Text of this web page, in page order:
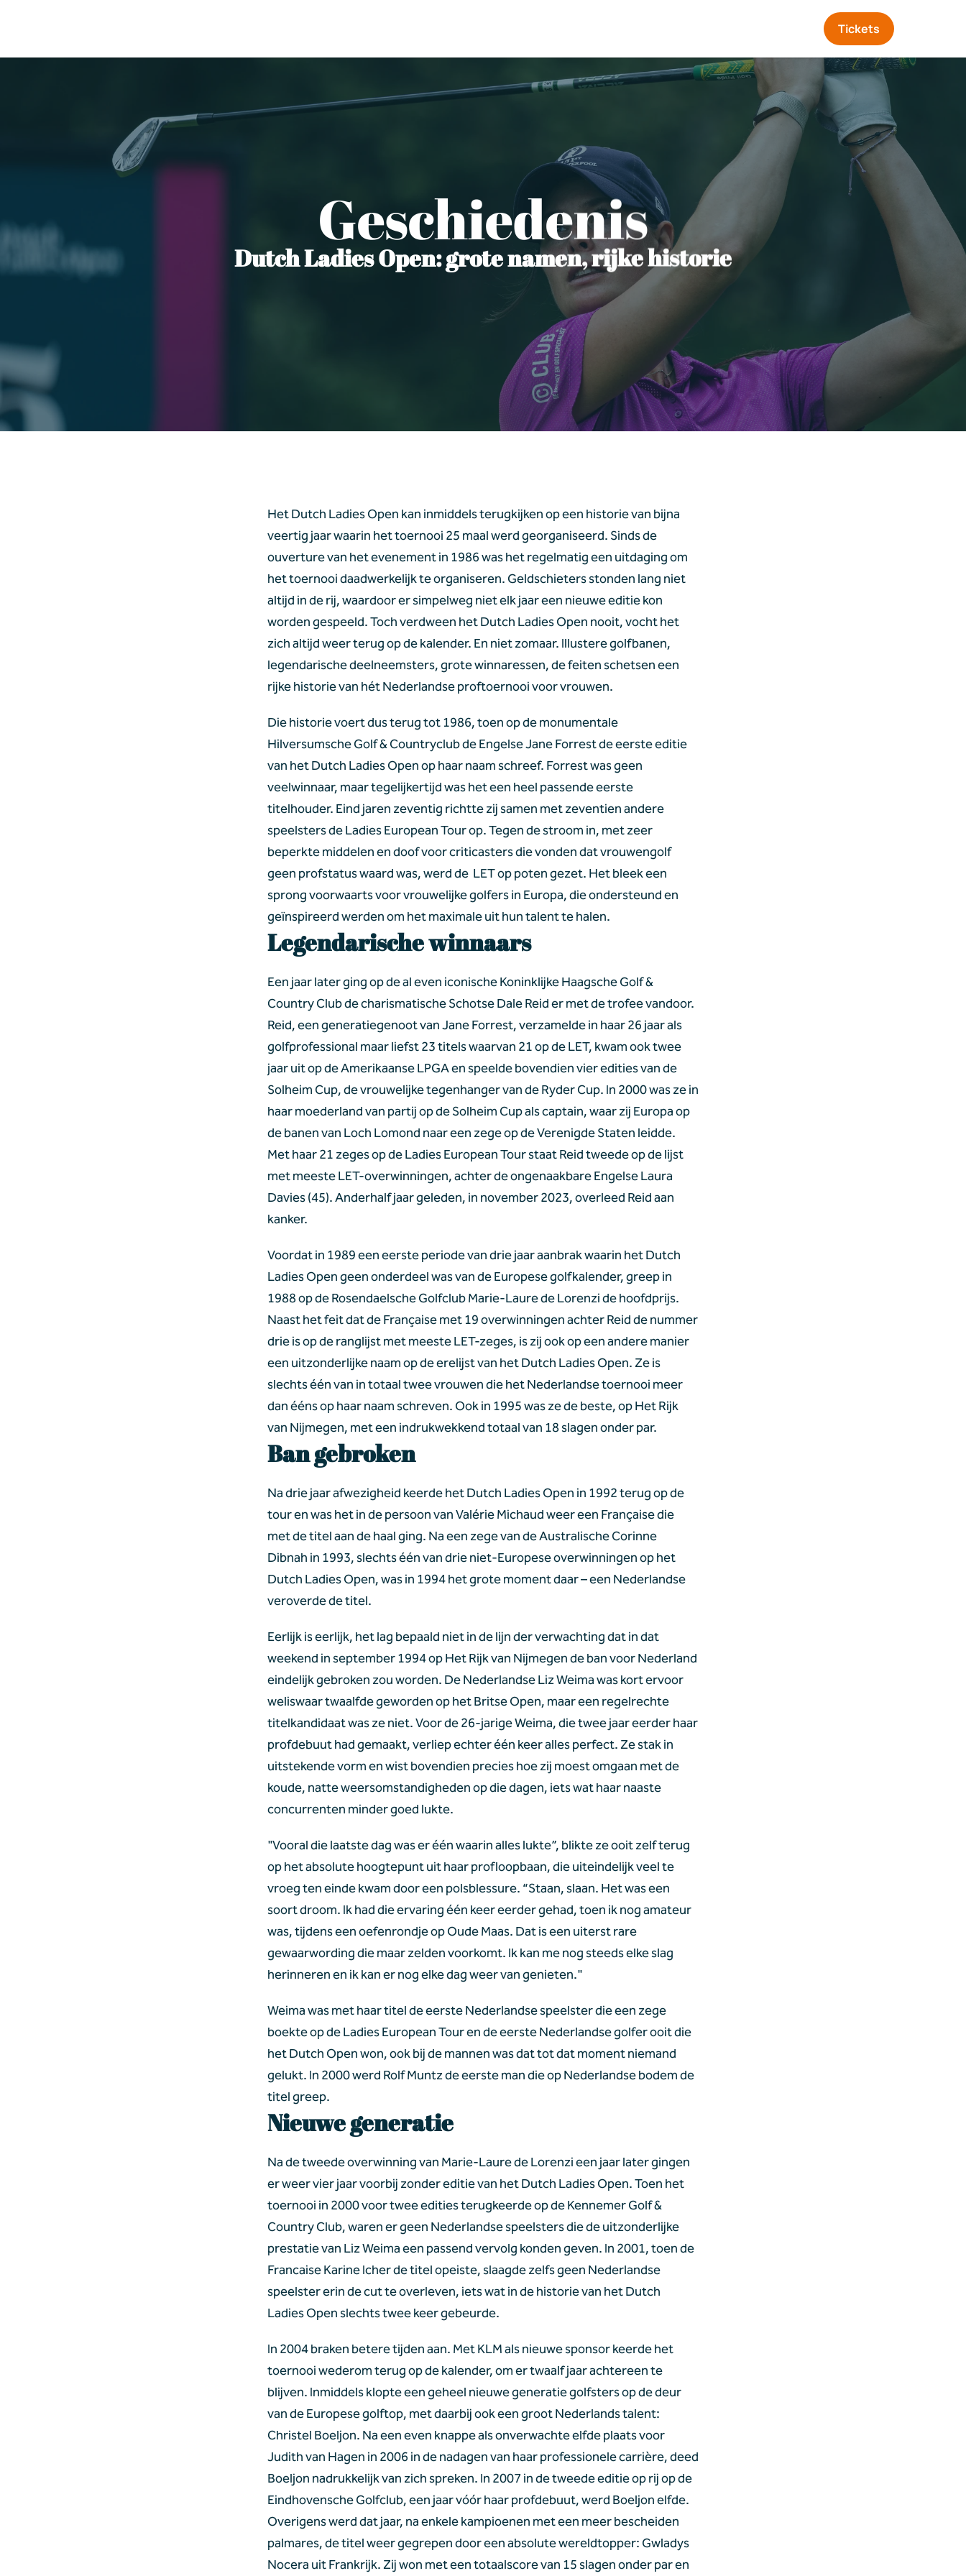
Geschiedenis
Dutch Ladies Open: grote namen, rijke historie
Tickets
Het Dutch Ladies Open kan inmiddels terugkijken op een historie van bijna
veertig jaar waarin het toernooi 25 maal werd georganiseerd. Sinds de
ouverture van het evenement in 1986 was het regelmatig een uitdaging om
het toernooi daadwerkelijk te organiseren. Geldschieters stonden lang niet
altijd in de rij, waardoor er simpelweg niet elk jaar een nieuwe editie kon
worden gespeeld. Toch verdween het Dutch Ladies Open nooit, vocht het
zich altijd weer terug op de kalender. En niet zomaar. Illustere golfbanen,
legendarische deelneemsters, grote winnaressen, de feiten schetsen een
rijke historie van hét Nederlandse proftoernooi voor vrouwen.
Die historie voert dus terug tot 1986, toen op de monumentale
Hilversumsche Golf & Countryclub de Engelse Jane Forrest de eerste editie
van het Dutch Ladies Open op haar naam schreef. Forrest was geen
veelwinnaar, maar tegelijkertijd was het een heel passende eerste
titelhouder. Eind jaren zeventig richtte zij samen met zeventien andere
speelsters de Ladies European Tour op. Tegen de stroom in, met zeer
beperkte middelen en doof voor criticasters die vonden dat vrouwengolf
geen profstatus waard was, werd de  LET op poten gezet. Het bleek een
sprong voorwaarts voor vrouwelijke golfers in Europa, die ondersteund en
geïnspireerd werden om het maximale uit hun talent te halen.
Legendarische winnaars
Een jaar later ging op de al even iconische Koninklijke Haagsche Golf &
Country Club de charismatische Schotse Dale Reid er met de trofee vandoor.
Reid, een generatiegenoot van Jane Forrest, verzamelde in haar 26 jaar als
golfprofessional maar liefst 23 titels waarvan 21 op de LET, kwam ook twee
jaar uit op de Amerikaanse LPGA en speelde bovendien vier edities van de
Solheim Cup, de vrouwelijke tegenhanger van de Ryder Cup. In 2000 was ze in
haar moederland van partij op de Solheim Cup als captain, waar zij Europa op
de banen van Loch Lomond naar een zege op de Verenigde Staten leidde.
Met haar 21 zeges op de Ladies European Tour staat Reid tweede op de lijst
met meeste LET-overwinningen, achter de ongenaakbare Engelse Laura
Davies (45). Anderhalf jaar geleden, in november 2023, overleed Reid aan
kanker.
Voordat in 1989 een eerste periode van drie jaar aanbrak waarin het Dutch
Ladies Open geen onderdeel was van de Europese golfkalender, greep in
1988 op de Rosendaelsche Golfclub Marie-Laure de Lorenzi de hoofdprijs.
Naast het feit dat de Française met 19 overwinningen achter Reid de nummer
drie is op de ranglijst met meeste LET-zeges, is zij ook op een andere manier
een uitzonderlijke naam op de erelijst van het Dutch Ladies Open. Ze is
slechts één van in totaal twee vrouwen die het Nederlandse toernooi meer
dan ééns op haar naam schreven. Ook in 1995 was ze de beste, op Het Rijk
van Nijmegen, met een indrukwekkend totaal van 18 slagen onder par.
Ban gebroken
Na drie jaar afwezigheid keerde het Dutch Ladies Open in 1992 terug op de
tour en was het in de persoon van Valérie Michaud weer een Française die
met de titel aan de haal ging. Na een zege van de Australische Corinne
Dibnah in 1993, slechts één van drie niet-Europese overwinningen op het
Dutch Ladies Open, was in 1994 het grote moment daar – een Nederlandse
veroverde de titel.
Eerlijk is eerlijk, het lag bepaald niet in de lijn der verwachting dat in dat
weekend in september 1994 op Het Rijk van Nijmegen de ban voor Nederland
eindelijk gebroken zou worden. De Nederlandse Liz Weima was kort ervoor
weliswaar twaalfde geworden op het Britse Open, maar een regelrechte
titelkandidaat was ze niet. Voor de 26-jarige Weima, die twee jaar eerder haar
profdebuut had gemaakt, verliep echter één keer alles perfect. Ze stak in
uitstekende vorm en wist bovendien precies hoe zij moest omgaan met de
koude, natte weersomstandigheden op die dagen, iets wat haar naaste
concurrenten minder goed lukte.
"Vooral die laatste dag was er één waarin alles lukte”, blikte ze ooit zelf terug
op het absolute hoogtepunt uit haar profloopbaan, die uiteindelijk veel te
vroeg ten einde kwam door een polsblessure. “Staan, slaan. Het was een
soort droom. Ik had die ervaring één keer eerder gehad, toen ik nog amateur
was, tijdens een oefenrondje op Oude Maas. Dat is een uiterst rare
gewaarwording die maar zelden voorkomt. Ik kan me nog steeds elke slag
herinneren en ik kan er nog elke dag weer van genieten."
Weima was met haar titel de eerste Nederlandse speelster die een zege
boekte op de Ladies European Tour en de eerste Nederlandse golfer ooit die
het Dutch Open won, ook bij de mannen was dat tot dat moment niemand
gelukt. In 2000 werd Rolf Muntz de eerste man die op Nederlandse bodem de
titel greep.
Nieuwe generatie
Na de tweede overwinning van Marie-Laure de Lorenzi een jaar later gingen
er weer vier jaar voorbij zonder editie van het Dutch Ladies Open. Toen het
toernooi in 2000 voor twee edities terugkeerde op de Kennemer Golf &
Country Club, waren er geen Nederlandse speelsters die de uitzonderlijke
prestatie van Liz Weima een passend vervolg konden geven. In 2001, toen de
Francaise Karine Icher de titel opeiste, slaagde zelfs geen Nederlandse
speelster erin de cut te overleven, iets wat in de historie van het Dutch
Ladies Open slechts twee keer gebeurde.
In 2004 braken betere tijden aan. Met KLM als nieuwe sponsor keerde het
toernooi wederom terug op de kalender, om er twaalf jaar achtereen te
blijven. Inmiddels klopte een geheel nieuwe generatie golfsters op de deur
van de Europese golftop, met daarbij ook een groot Nederlands talent:
Christel Boeljon. Na een even knappe als onverwachte elfde plaats voor
Judith van Hagen in 2006 in de nadagen van haar professionele carrière, deed
Boeljon nadrukkelijk van zich spreken. In 2007 in de tweede editie op rij op de
Eindhovensche Golfclub, een jaar vóór haar profdebuut, werd Boeljon elfde.
Overigens werd dat jaar, na enkele kampioenen met een meer bescheiden
palmares, de titel weer gegrepen door een absolute wereldtopper: Gwladys
Nocera uit Frankrijk. Zij won met een totaalscore van 15 slagen onder par en